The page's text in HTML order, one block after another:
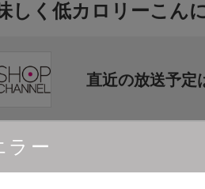
ラー
しく低カロリーこん
直近の放送予定